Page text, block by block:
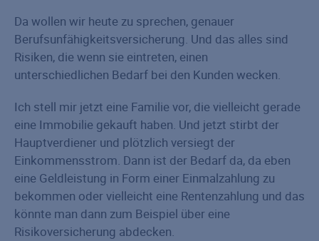
Da wollen wir heute zu sprechen, genauer
Berufsunfähigkeitsversicherung. Und das alles sind
Risiken, die wenn sie eintreten, einen
unterschiedlichen Bedarf bei den Kunden wecken.
Ich stell mir jetzt eine Familie vor, die vielleicht gerade
eine Immobilie gekauft haben. Und jetzt stirbt der
Hauptverdiener und plötzlich versiegt der
Einkommensstrom. Dann ist der Bedarf da, da eben
eine Geldleistung in Form einer Einmalzahlung zu
bekommen oder vielleicht eine Rentenzahlung und das
könnte man dann zum Beispiel über eine
Risikoversicherung abdecken.